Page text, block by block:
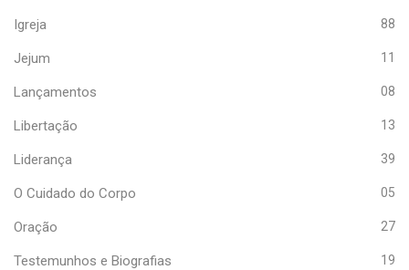
Igreja 88
Jejum 11
Lançamentos 08
Libertação 13
Liderança 39
O Cuidado do Corpo 05
Oração 27
Testemunhos e Biografias 19